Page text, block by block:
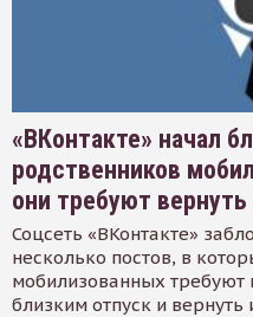
«ВКонтакте» начал
родственников
они требуют
Соцсеть «ВКонтакте»
несколько постов, в
мобилизованных требуют
близким отпуск и вернуть